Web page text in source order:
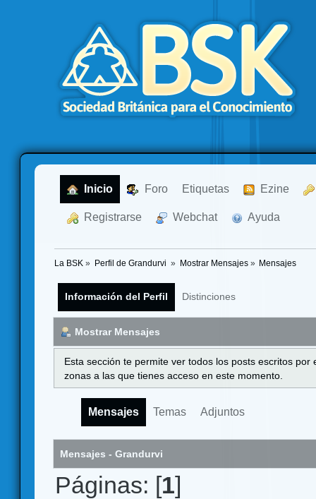
Inicio Foro Etiquetas Ezine
Registrarse Webchat Ayuda
La BSK » Perfil de Grandurvi » Mostrar Mensajes» Mensajes
Información del Perfil Distinciones
Mostrar Mensajes
Esta sección te permite ver todos los posts escritos
zonas a las que tienes acceso en este momento.
Mensajes Temas Adjuntos
Mensajes - Grandurvi
Páginas: [1]